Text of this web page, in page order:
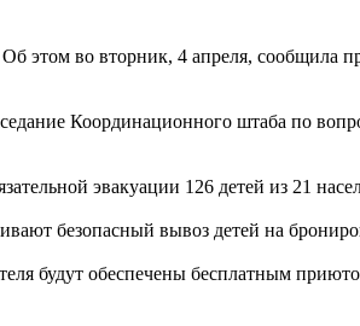
этом во вторник, 4 апреля, сообщила
Координационного штаба по
эвакуации 126 детей из 21
безопасный вывоз детей на
будут обеспечены бесплатным